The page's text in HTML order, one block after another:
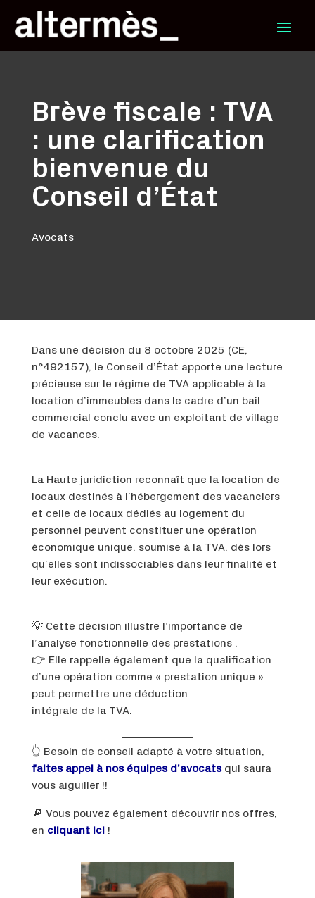
Brève fiscale : TVA
: une clarification
bienvenue du
Conseil d’État
Avocats
Dans une décision du 8 octobre 2025 (CE,
n°492157), le Conseil d’État apporte une lecture
précieuse sur le régime de TVA applicable à la
location d’immeubles dans le cadre d’un bail
commercial conclu avec un exploitant de village
de vacances.
La Haute juridiction reconnaît que la location de
locaux destinés à l’hébergement des vacanciers
et celle de locaux dédiés au logement du
personnel peuvent constituer une opération
économique unique, soumise à la TVA, dès lors
qu’elles sont indissociables dans leur finalité et
leur exécution.
💡 Cette décision illustre l’importance de
l’analyse fonctionnelle des prestations .
👉 Elle rappelle également que la qualification
d’une opération comme « prestation unique »
peut permettre une déduction
intégrale de la TVA.
👆 Besoin de conseil adapté à votre situation,
faites appel à nos équipes d’avocatsqui saura
vous aiguiller !!
🔎 Vous pouvez également découvrir nos offres,
en cliquant ici!